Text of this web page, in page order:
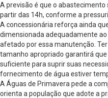
A previsão é que o
partir das 14h, conforme a
A concessionária reforça ainda
dimensionada adequadamente
afetado por essa manutenção.
tamanho apropriado garantirá
suficiente para suprir suas
fornecimento de água estiver
A Águas de Primavera pede a
orienta a população que adote a